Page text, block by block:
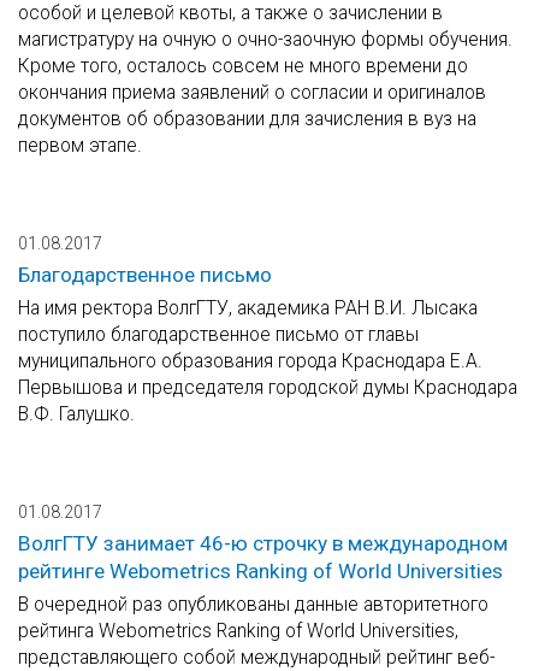
особой и целевой квоты, а также о зачислении в
магистратуру на очную о очно-заочную формы обучения.
Кроме того, осталось совсем не много времени до
окончания приема заявлений о согласии и оригиналов
документов об образовании для зачисления в вуз на
первом этапе.
01.08.2017
Благодарственное письмо
На имя ректора ВолгГТУ, академика РАН В.И. Лысака
поступило благодарственное письмо от главы
муниципального образования города Краснодара Е.А.
Первышова и председателя городской думы Краснодара
В.Ф. Галушко.
01.08.2017
ВолгГТУ занимает 46-ю строчку в международном
рейтинге Webometrics Ranking of World Universities
В очередной раз опубликованы данные авторитетного
рейтинга Webometrics Ranking of World Universities,
представляющего собой международный рейтинг веб-